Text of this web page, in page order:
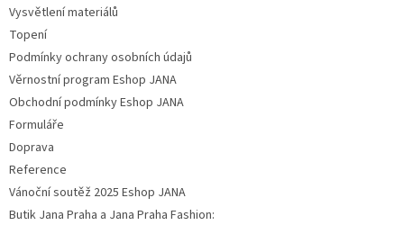
Vysvětlení materiálů
Topení
Podmínky ochrany osobních údajů
Věrnostní program Eshop JANA
Obchodní podmínky Eshop JANA
Formuláře
Doprava
Reference
Vánoční soutěž 2025 Eshop JANA
Butik Jana Praha a Jana Praha Fashion: